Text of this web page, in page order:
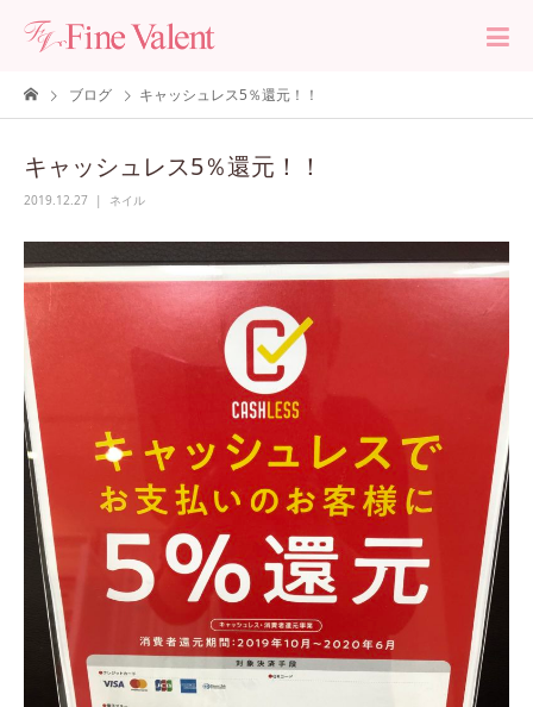
ブログ キャッシュレス5％還元！！
キャッシュレス5％還元！！
2019.12.27 ネイル